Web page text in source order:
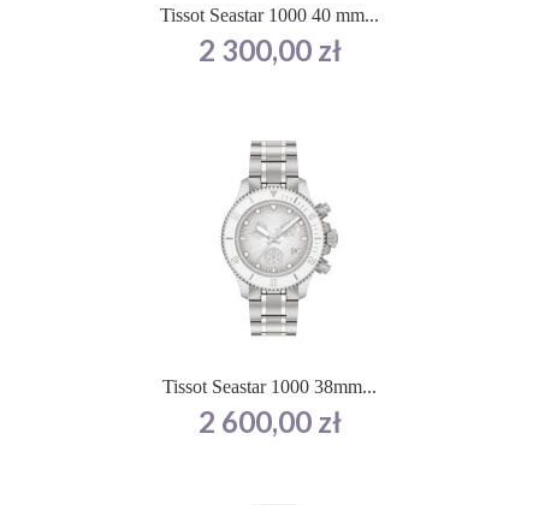
Tissot Seastar 1000 40 mm...
Cena
2 300,00 zł
Tissot Seastar 1000 38mm...
Cena
2 600,00 zł